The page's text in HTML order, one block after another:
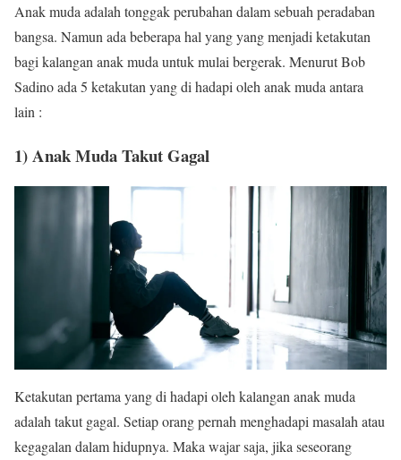
Anak muda adalah tonggak perubahan dalam sebuah peradaban
bangsa. Namun ada beberapa hal yang yang menjadi ketakutan
bagi kalangan anak muda untuk mulai bergerak. Menurut Bob
Sadino ada 5 ketakutan yang di hadapi oleh anak muda antara
lain :
1) Anak Muda Takut Gagal
Ketakutan pertama yang di hadapi oleh kalangan anak muda
adalah takut gagal. Setiap orang pernah menghadapi masalah atau
kegagalan dalam hidupnya. Maka wajar saja, jika seseorang